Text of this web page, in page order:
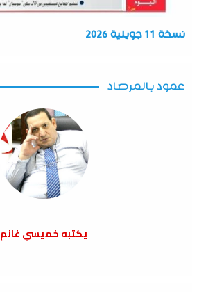
نسخة 11 جويلية 2026
عمود بالمرصاد
يكتبه خميسي غانم